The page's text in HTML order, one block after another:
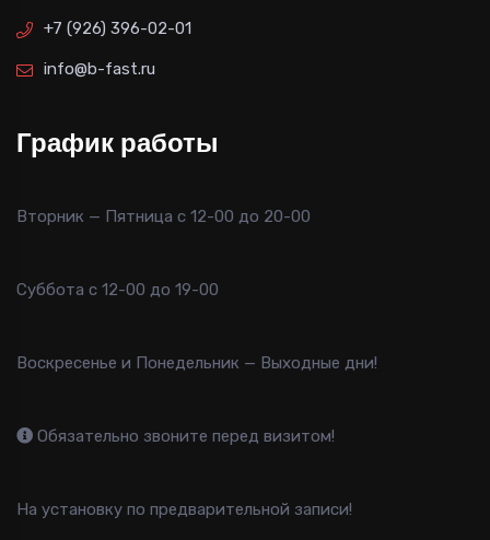
+7 (926) 396-02-01
info@b-fast.ru
График работы
Вторник — Пятница с 12-00 до 20-00
Суббота с 12-00 до 19-00
Воскресенье и Понедельник — Выходные дни!
Обязательно звоните перед визитом!
На установку по предварительной записи!